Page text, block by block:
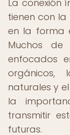
La conexión
tienen con la
en la forma
Muchos de
enfocados
orgánicos,
naturales y
la
transmitir
futuras.